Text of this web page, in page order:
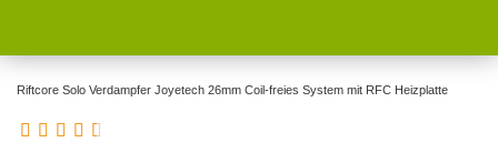
Riftcore Solo Verdampfer Joyetech 26mm Coil-freies System mit RFC Heizplatte